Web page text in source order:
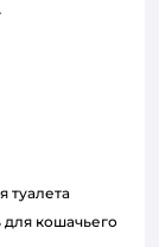
туалета